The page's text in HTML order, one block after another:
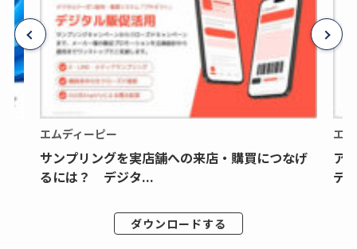
エムディーピー
サンプリングを実店舗への来店・購買につなげ
るには？ デジタ...
ダウンロードする
エ
ア
デ